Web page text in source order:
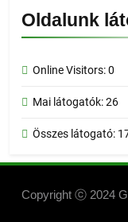
Oldalunk
Online Visitors:0
Mai látogatók:26
Összes látogató:
Copyright ⓒ 2024